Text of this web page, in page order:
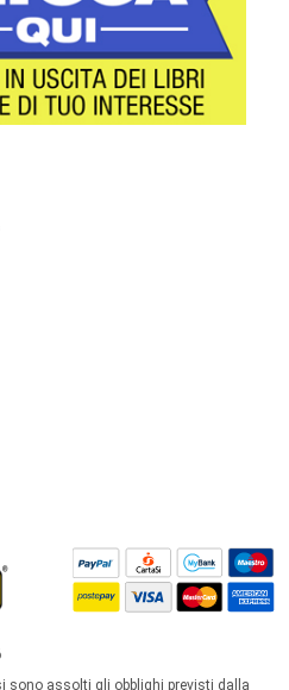
sono assolti gli obblighi previsti dalla